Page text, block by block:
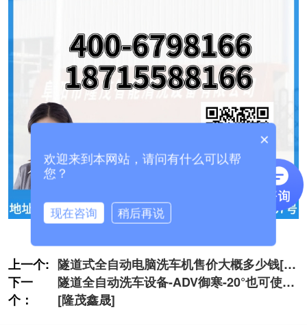
上一个: 隧道式全自动电脑洗车机售价大概多少钱[隆
茂鑫晟]
下一
个：
隧道全自动洗车设备-ADV御寒-20°也可使用
[隆茂鑫晟]
×
欢迎来到本网站，请问有什么可以帮
您？
现在咨询 稍后再说